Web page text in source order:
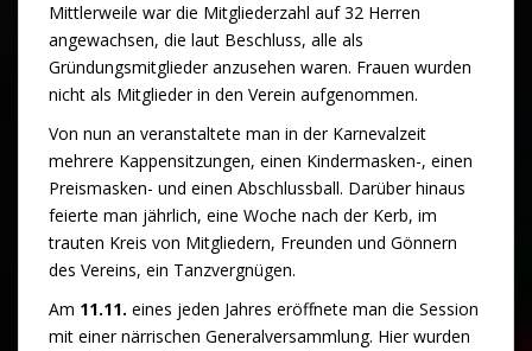
Mittlerweile war die Mitgliederzahl auf 32 Herren
angewachsen, die laut Beschluss, alle als
Gründungsmitglieder anzusehen waren. Frauen wurden
nicht als Mitglieder in den Verein aufgenommen.
Von nun an veranstaltete man in der Karnevalzeit
mehrere Kappensitzungen, einen Kindermasken-, einen
Preismasken- und einen Abschlussball. Darüber hinaus
feierte man jährlich, eine Woche nach der Kerb, im
trauten Kreis von Mitgliedern, Freunden und Gönnern
des Vereins, ein Tanzvergnügen.
Am 11.11. eines jeden Jahres eröffnete man die Session
mit einer närrischen Generalversammlung. Hier wurden